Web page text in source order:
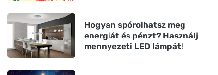
Hogyan spórolhatsz meg
energiát és pénzt? Használj
mennyezeti LED lámpát!